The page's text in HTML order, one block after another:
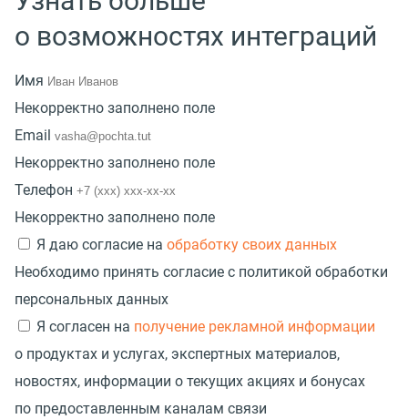
о возможностях интеграций
Имя
Некорректно заполнено поле
Email
Некорректно заполнено поле
Телефон
Некорректно заполнено поле
Я даю согласие на обработку своих данных
Необходимо принять согласие с политикой обработки
персональных данных
Я согласен на получение рекламной информации
о продуктах и услугах, экспертных материалов,
новостях, информации о текущих акциях и бонусах
по предоставленным каналам связи